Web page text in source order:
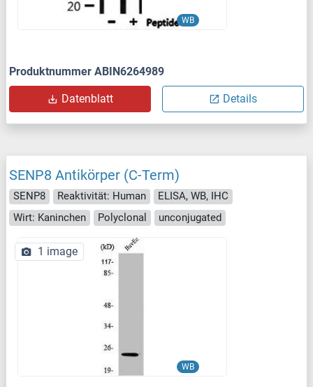
WB
Produktnummer ABIN6264989
Datenblatt Details
SENP8 Antikörper (C-Term)
SENP8 Reaktivität: Human
ELISA, WB, IHC
Wirt: Kaninchen
Polyclonal unconjugated
WB
1 image